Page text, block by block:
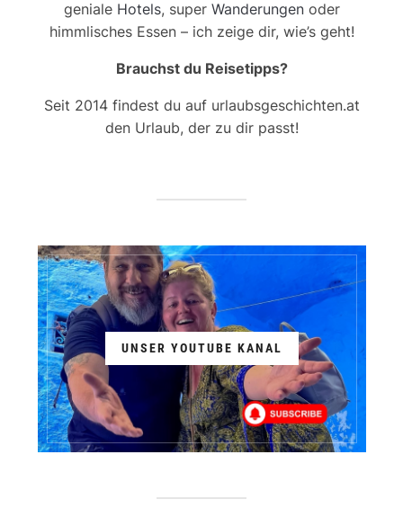
geniale Hotels, super Wanderungenoder
himmlisches Essen – ich zeige dir, wie’s geht!
Brauchst du Reisetipps?
Seit 2014 findest du auf urlaubsgeschichten.at
den Urlaub, der zu dir passt!
UNSER YOUTUBE KANAL